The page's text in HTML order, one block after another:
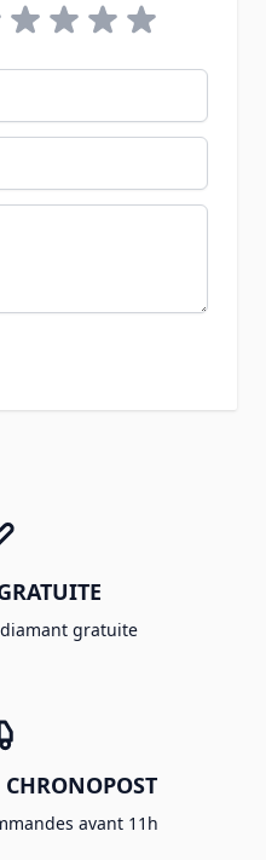
gratuite
avant 11h